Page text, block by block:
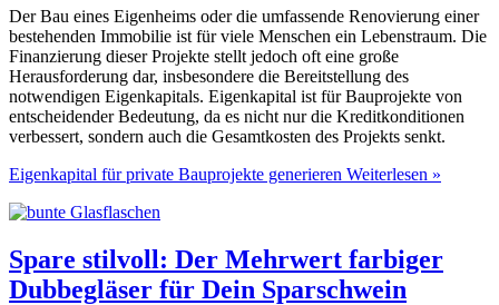
Der Bau eines Eigenheims oder die umfassende Renovierung einer
bestehenden Immobilie ist für viele Menschen ein Lebenstraum. Die
Finanzierung dieser Projekte stellt jedoch oft eine große
Herausforderung dar, insbesondere die Bereitstellung des
notwendigen Eigenkapitals. Eigenkapital ist für Bauprojekte von
entscheidender Bedeutung, da es nicht nur die Kreditkonditionen
verbessert, sondern auch die Gesamtkosten des Projekts senkt.
Eigenkapital für private Bauprojekte generieren Weiterlesen »
Spare stilvoll: Der Mehrwert farbiger
Dubbegläser für Dein Sparschwein